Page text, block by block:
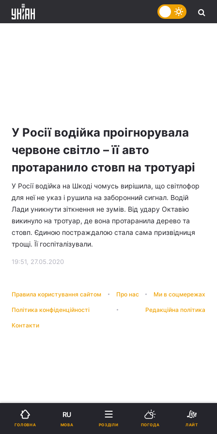
У Росії водійка проігнорувала
червоне світло – її авто
протаранило стовп на тротуарі
У Росії водійка на Шкоді чомусь вирішила, що світлофор
для неї не указ і рушила на заборонний сигнал. Водій
Лади уникнути зіткнення не зумів. Від удару Октавію
викинуло на тротуар, де вона протаранила дерево та
стовп. Єдиною постраждалою стала сама призвідниця
трощі. Її госпіталізували.
19:51, 27.05.2020
Правила користування сайтом Про нас Ми в соцмережах
Політика конфіденційності Редакційна політика
Контакти
ГОЛОВНА
RU
МОВА РОЗДІЛИ ПОГОДА ЛАЙТ